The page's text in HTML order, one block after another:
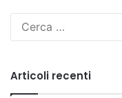
Articoli recenti